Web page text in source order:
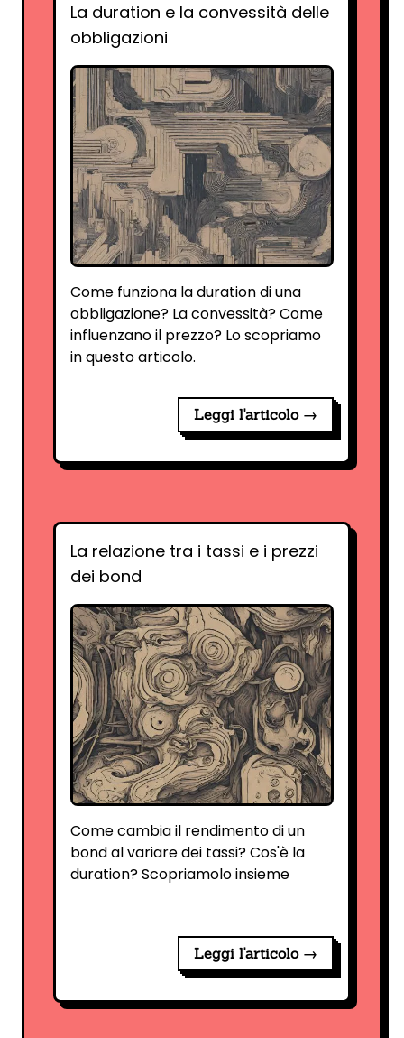
La duration e la convessità delle
obbligazioni
Come funziona la duration di una
obbligazione? La convessità? Come
influenzano il prezzo? Lo scopriamo
in questo articolo.
Leggi l'articolo →
La relazione tra i tassi e i prezzi
dei bond
Come cambia il rendimento di un
bond al variare dei tassi? Cos'è la
duration? Scopriamolo insieme
Leggi l'articolo →